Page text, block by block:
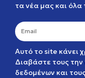
τα νέα μας και όλα
Αυτό το site κάνει
Διαβάστε τους την
δεδομένων και